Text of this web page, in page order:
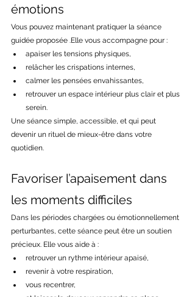
émotions
Vous pouvez maintenant pratiquer la séance
guidée proposée .Elle vous accompagne pour :
apaiser les tensions physiques,
relâcher les crispations internes,
calmer les pensées envahissantes,
retrouver un espace intérieur plus clair et plus
serein.
Une séance simple, accessible, et qui peut
devenir un rituel de mieux-être dans votre
quotidien.
Favoriser l’apaisement dans
les moments difficiles
Dans les périodes chargées ou émotionnellement
perturbantes, cette séance peut être un soutien
précieux. Elle vous aide à :
retrouver un rythme intérieur apaisé,
revenir à votre respiration,
vous recentrer,